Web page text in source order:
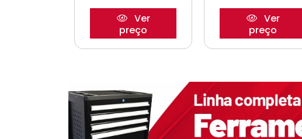
Ver
preço
Ver
preço